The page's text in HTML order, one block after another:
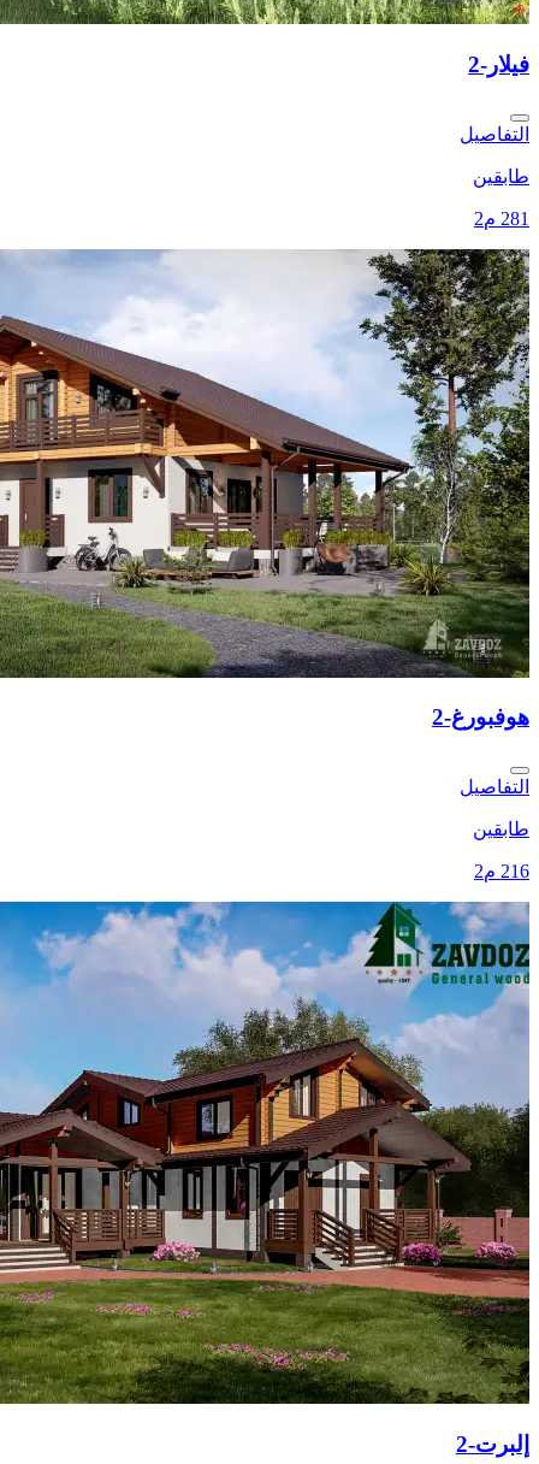
فيلار-2
التفاصيل
طابقين
281 م2
هوفبورغ-2
التفاصيل
طابقين
216 م2
إلبرت-2